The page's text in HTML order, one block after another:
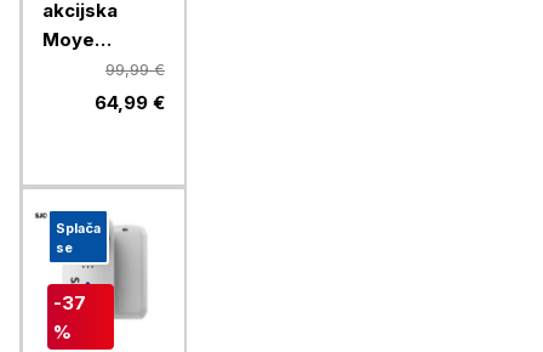
akcijska
Moye
Venture 4K
99,99 €
64,99 €
Splača
se
-37
%